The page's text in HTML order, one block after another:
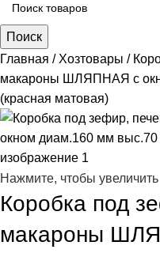
Поиск
Главная
Хозтовары
макароны ШЛЯПНАЯ с
(красная матовая)
Нажмите, чтобы увеличить
Коробка под
макароны